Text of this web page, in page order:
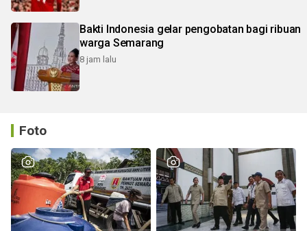
Bakti Indonesia gelar pengobatan bagi ribuan
warga Semarang
8 jam lalu
Foto